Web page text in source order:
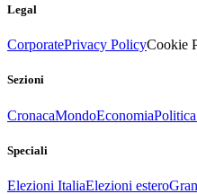
Legal
CorporatePrivacy PolicyCookie
Sezioni
CronacaMondoEconomiaPolitica
Speciali
Elezioni ItaliaElezioni estero